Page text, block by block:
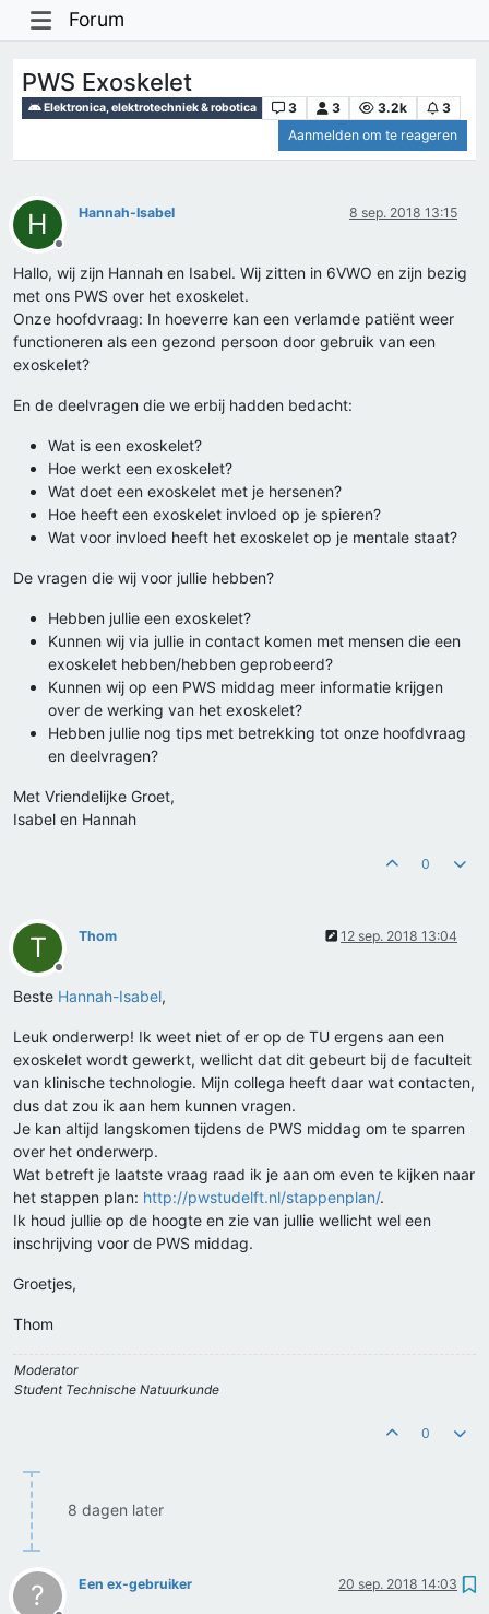
Forum
PWS Exoskelet
Elektronica, elektrotechniek & robotica 3 3 3.2k
3
Aanmelden om te reageren
H
Offline
Hannah-Isabel 8 sep. 2018 13:15
Hallo, wij zijn Hannah en Isabel. Wij zitten in 6VWO en zijn bezig
met ons PWS over het exoskelet.
Onze hoofdvraag: In hoeverre kan een verlamde patiënt weer
functioneren als een gezond persoon door gebruik van een
exoskelet?
En de deelvragen die we erbij hadden bedacht:
Wat is een exoskelet?
Hoe werkt een exoskelet?
Wat doet een exoskelet met je hersenen?
Hoe heeft een exoskelet invloed op je spieren?
Wat voor invloed heeft het exoskelet op je mentale staat?
De vragen die wij voor jullie hebben?
Hebben jullie een exoskelet?
Kunnen wij via jullie in contact komen met mensen die een
exoskelet hebben/hebben geprobeerd?
Kunnen wij op een PWS middag meer informatie krijgen
over de werking van het exoskelet?
Hebben jullie nog tips met betrekking tot onze hoofdvraag
en deelvragen?
Met Vriendelijke Groet,
Isabel en Hannah
0
T
Offline
Thom 12 sep. 2018 13:04
Beste Hannah-Isabel,
Leuk onderwerp! Ik weet niet of er op de TU ergens aan een
exoskelet wordt gewerkt, wellicht dat dit gebeurt bij de faculteit
van klinische technologie. Mijn collega heeft daar wat contacten,
dus dat zou ik aan hem kunnen vragen.
Je kan altijd langskomen tijdens de PWS middag om te sparren
over het onderwerp.
Wat betreft je laatste vraag raad ik je aan om even te kijken naar
het stappen plan: http://pwstudelft.nl/stappenplan/.
Ik houd jullie op de hoogte en zie van jullie wellicht wel een
inschrijving voor de PWS middag.
Groetjes,
Thom
Moderator
Student Technische Natuurkunde
0
8 dagen later
? Een ex-gebruiker 20 sep. 2018 14:03